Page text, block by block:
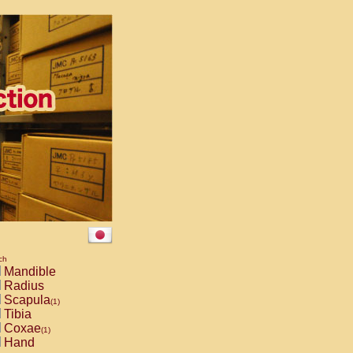
Mandible
Radius
Scapula(1)
Tibia
Coxae(1)
Hand